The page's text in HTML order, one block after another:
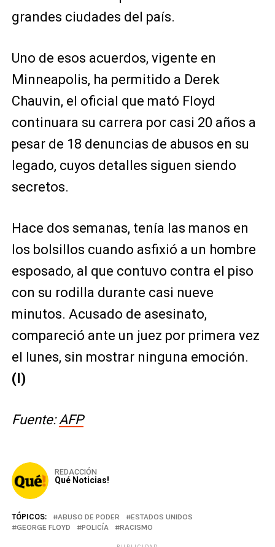
grandes ciudades del país.
Uno de esos acuerdos, vigente en
Minneapolis, ha permitido a Derek
Chauvin, el oficial que mató Floyd
continuara su carrera por casi 20 años a
pesar de 18 denuncias de abusos en su
legado, cuyos detalles siguen siendo
secretos.
Hace dos semanas, tenía las manos en
los bolsillos cuando asfixió a un hombre
esposado, al que contuvo contra el piso
con su rodilla durante casi nueve
minutos. Acusado de asesinato,
compareció ante un juez por primera vez
el lunes, sin mostrar ninguna emoción.
(I)
Fuente:AFP
REDACCIÓN
Qué Noticias!
TÓPICOS: ABUSO DE PODER
ESTADOS UNIDOS
GEORGE FLOYD
POLICÍA RACISMO